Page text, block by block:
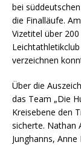
bei
die Finalläufe.
Vizetitel über
verzeichnen
Über die
das Team „Die
Kreisebene den
sicherte. Nathan
Junghanns,